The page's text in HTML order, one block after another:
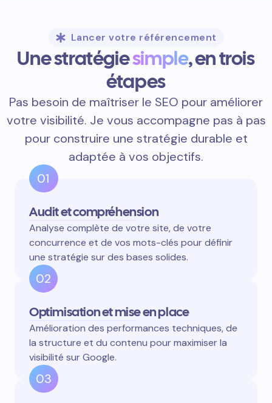
Lancer votre référencement
Une stratégiesimple, en trois
étapes
Pas besoin de maîtriser le SEO pour améliorer
votre visibilité. Je vous accompagne pas à pas
pour construire une stratégie durable et
adaptée à vos objectifs.
01
Audit et compréhension
Analyse complète de votre site, de votre
concurrence et de vos mots-clés pour définir
une stratégie sur des bases solides.
02
Optimisation et mise en place
Amélioration des performances techniques, de
la structure et du contenu pour maximiser la
visibilité sur Google.
03